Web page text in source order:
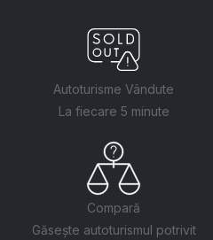
Autoturisme Vândute
La fiecare 5 minute
Compară
Găsește autoturismul potrivit